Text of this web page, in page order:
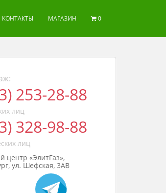
КОНТАКТЫ МАГАЗИН 0
253-28-88
лиц
328-98-88
лиц
центр «ЭлитГаз»,
ул. Шефская, 3АВ